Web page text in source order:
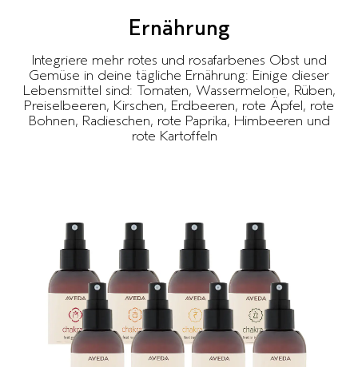
Ernährung
Integriere mehr rotes und rosafarbenes Obst und
Gemüse in deine tägliche Ernährung: Einige dieser
Lebensmittel sind: Tomaten, Wassermelone, Rüben,
Preiselbeeren, Kirschen, Erdbeeren, rote Äpfel, rote
Bohnen, Radieschen, rote Paprika, Himbeeren und
rote Kartoffeln